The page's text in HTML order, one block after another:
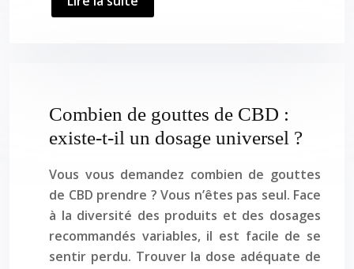
Combien de gouttes de CBD :
existe-t-il un dosage universel ?
Vous vous demandez combien de gouttes
de CBD prendre ? Vous n’êtes pas seul. Face
à la diversité des produits et des dosages
recommandés variables, il est facile de se
sentir perdu. Trouver la dose adéquate de